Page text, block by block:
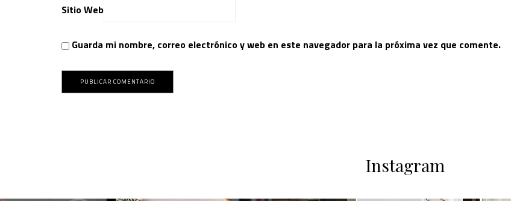
Sitio Web
Guarda mi nombre, correo electrónico y web en este navegador para la próxima vez que comente.
Instagram